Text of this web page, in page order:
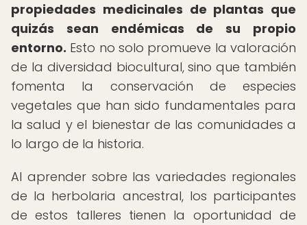
propiedades medicinales de plantas que
quizás sean endémicas de su propio
entorno. Esto no solo promueve la valoración
de la diversidad biocultural, sino que también
fomenta la conservación de especies
vegetales que han sido fundamentales para
la salud y el bienestar de las comunidades a
lo largo de la historia.
Al aprender sobre las variedades regionales
de la herbolaria ancestral, los participantes
de estos talleres tienen la oportunidad de